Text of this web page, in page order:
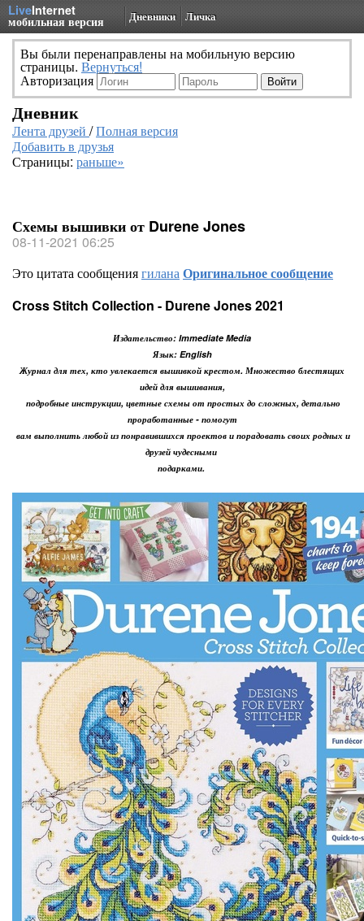
LiveInternet
мобильная версия Дневники Личка
Вы были перенаправлены на мобильную версию
страницы. Вернуться!
Авторизация
Дневник
Лента друзей /Полная версия
Добавить в друзья
Страницы: раньше»
Схемы вышивки от Durene Jones
08-11-2021 06:25
Это цитата сообщениягиланаОригинальное сообщение
Cross Stitch Collection - Durene Jones 2021
Издательство: Immediate Media
Язык: English
Журнал для тех, кто увлекается вышивкой крестом. Множество блестящих
идей для вышивания,
подробные инструкции, цветные схемы от простых до сложных, детально
проработанные - помогут
вам выполнить любой из понравившихся проектов и порадовать своих родных и
друзей чудесными
подарками.